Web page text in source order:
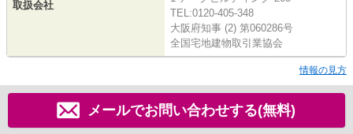
取扱会社
TEL:0120-405-348
大阪府知事 (2) 第060286号
全国宅地建物取引業協会
情報の見方
メールでお問い合わせする(無料)